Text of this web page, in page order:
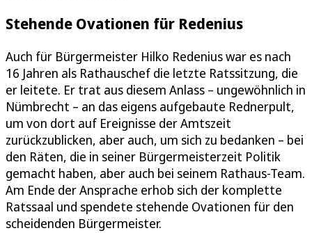
Stehende Ovationen für Redenius
Auch für Bürgermeister Hilko Redenius war es nach
16 Jahren als Rathauschef die letzte Ratssitzung, die
er leitete. Er trat aus diesem Anlass – ungewöhnlich in
Nümbrecht – an das eigens aufgebaute Rednerpult,
um von dort auf Ereignisse der Amtszeit
zurückzublicken, aber auch, um sich zu bedanken – bei
den Räten, die in seiner Bürgermeisterzeit Politik
gemacht haben, aber auch bei seinem Rathaus-Team.
Am Ende der Ansprache erhob sich der komplette
Ratssaal und spendete stehende Ovationen für den
scheidenden Bürgermeister.